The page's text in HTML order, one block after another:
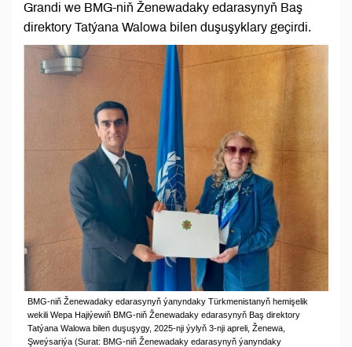
Grandi we BMG-niň Ženewadaky edarasynyň Baş
direktory Tatýana Walowa bilen duşuşyklary geçirdi.
BMG-niň Ženewadaky edarasynyň ýanyndaky Türkmenistanyň hemişelik
wekili Wepa Hajiýewiň BMG-niň Ženewadaky edarasynyň Baş direktory
Tatýana Walowa bilen duşuşygy, 2025-nji ýylyň 3-nji apreli, Ženewa,
Şweýsariýa (Surat: BMG-niň Ženewadaky edarasynyň ýanyndaky